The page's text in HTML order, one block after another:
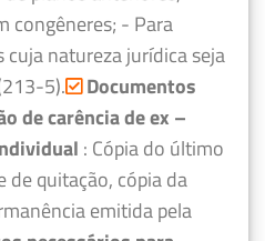
congêneres; - Para
natureza jurídica seja
5). Documentos
de carência de ex –
: Cópia do último
quitação, cópia da
emitida pela